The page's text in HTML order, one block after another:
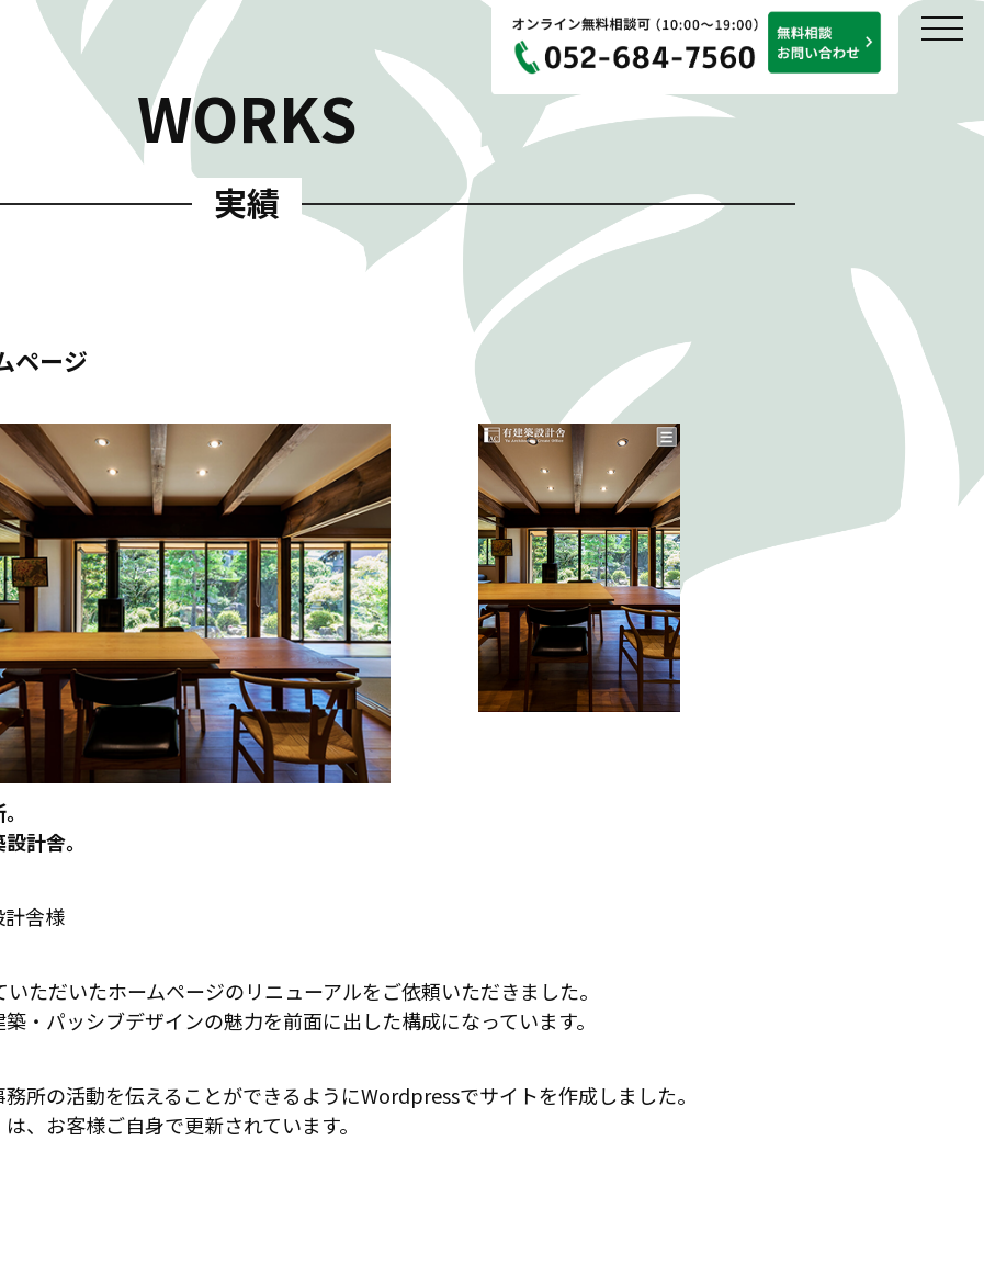
WORKS
実績
ページ
計舎。
計舎様
ただいたホームページのリニューアルをご依頼いただきました。
・パッシブデザインの魅力を前面に出した構成になっています。
所の活動を伝えることができるようにWordpressでサイトを作成しました。
、お客様ご自身で更新されています。